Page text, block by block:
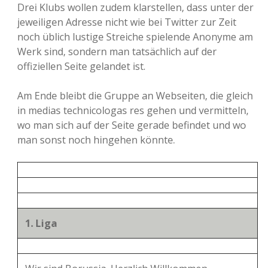
Drei Klubs wollen zudem klarstellen, dass unter der
jeweiligen Adresse nicht wie bei Twitter zur Zeit
noch üblich lustige Streiche spielende Anonyme am
Werk sind, sondern man tatsächlich auf der
offiziellen Seite gelandet ist.
Am Ende bleibt die Gruppe an Webseiten, die gleich
in medias technicologas res gehen und vermitteln,
wo man sich auf der Seite gerade befindet und wo
man sonst noch hingehen könnte.
1. Liga